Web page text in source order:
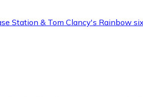
Station & Tom Clancy's Rainbow